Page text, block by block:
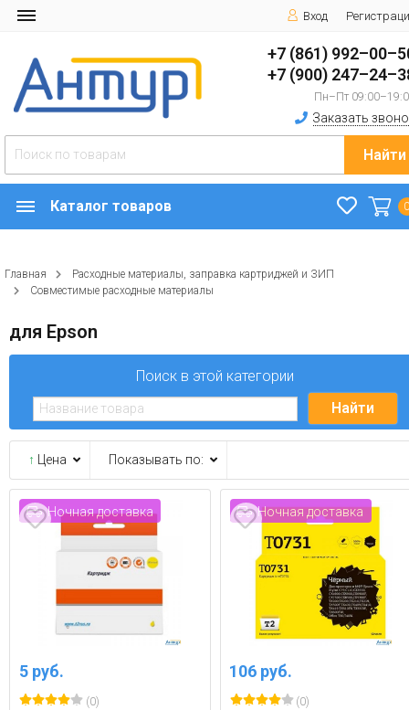
Вход
+7 (861)
+7 (900)
Пн–Пт
Заказать
Найти
Каталог товаров
Главная
Расходные материалы, заправка картриджей и ЗИП
Совместимые расходные материалы
для Epson
Поиск в этой категории
↑ Цена Показывать по:
Ночная доставка
5 руб.
(0)
Ночная доставка
106 руб.
(0)